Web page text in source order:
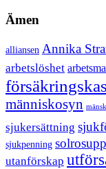
Ämen
alliansen Annika
arbetslöshet
människosyn
sjukersättning
sjukpenning
utanförskap